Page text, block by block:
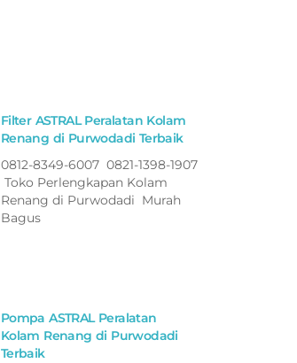
Filter ASTRAL Peralatan Kolam
Renang di Purwodadi Terbaik
0812-8349-6007 0821-1398-1907
Toko Perlengkapan Kolam
Renang di Purwodadi Murah
Bagus
Pompa ASTRAL Peralatan
Kolam Renang di Purwodadi
Terbaik